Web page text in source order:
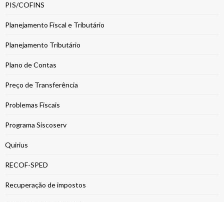
PIS/COFINS
Planejamento Fiscal e Tributário
Planejamento Tributário
Plano de Contas
Preço de Transferência
Problemas Fiscais
Programa Siscoserv
Quirius
RECOF-SPED
Recuperação de impostos